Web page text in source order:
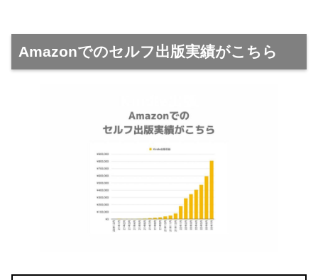
Amazonでのセルフ出版実績がこちら